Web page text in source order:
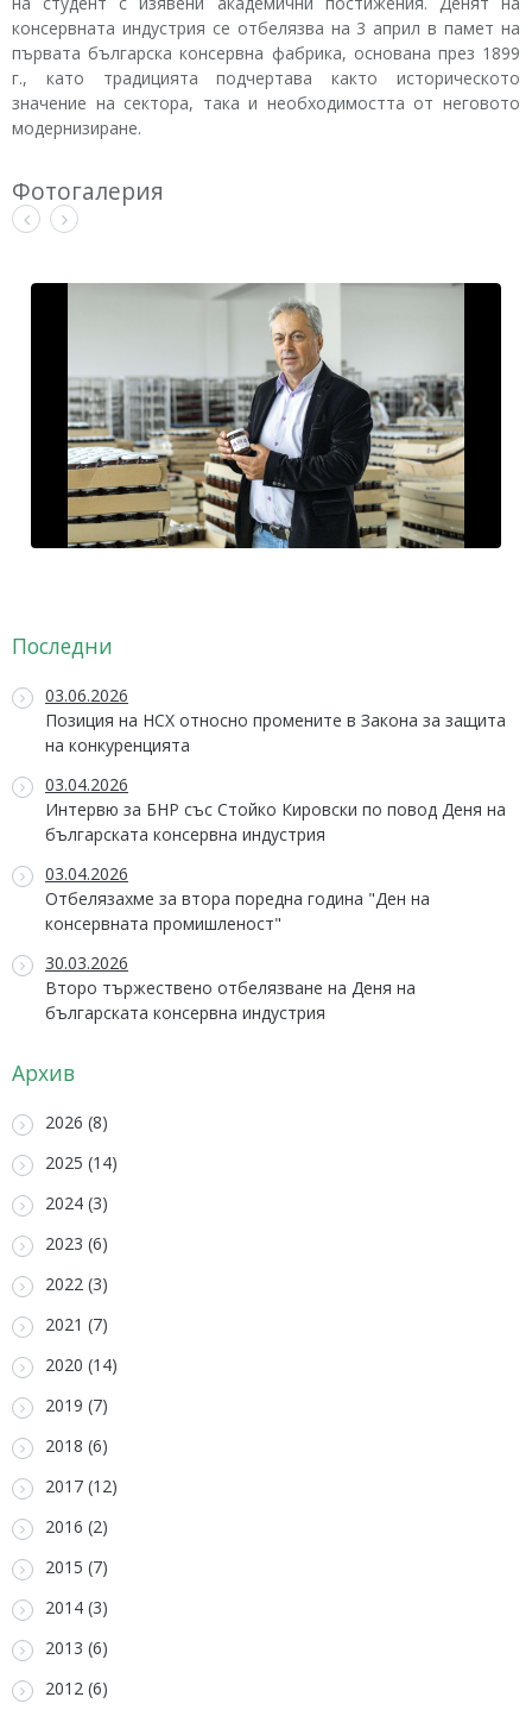
консервната индустрия се отбелязва на 3 април в памет на
първата българска консервна фабрика, основана през 1899
г., като традицията подчертава както историческото
значение на сектора, така и необходимостта от неговото
модернизиране.
Фотогалерия
Последни
03.06.2026
Позиция на НСХ относно промените в Закона за защита
на конкуренцията
03.04.2026
Интервю за БНР със Стойко Кировски по повод Деня на
българската консервна индустрия
03.04.2026
Отбелязахме за втора поредна година "Ден на
консервната промишленост"
30.03.2026
Второ тържествено отбелязване на Деня на
българската консервна индустрия
Архив
2026 (8)
2025 (14)
2024 (3)
2023 (6)
2022 (3)
2021 (7)
2020 (14)
2019 (7)
2018 (6)
2017 (12)
2016 (2)
2015 (7)
2014 (3)
2013 (6)
2012 (6)